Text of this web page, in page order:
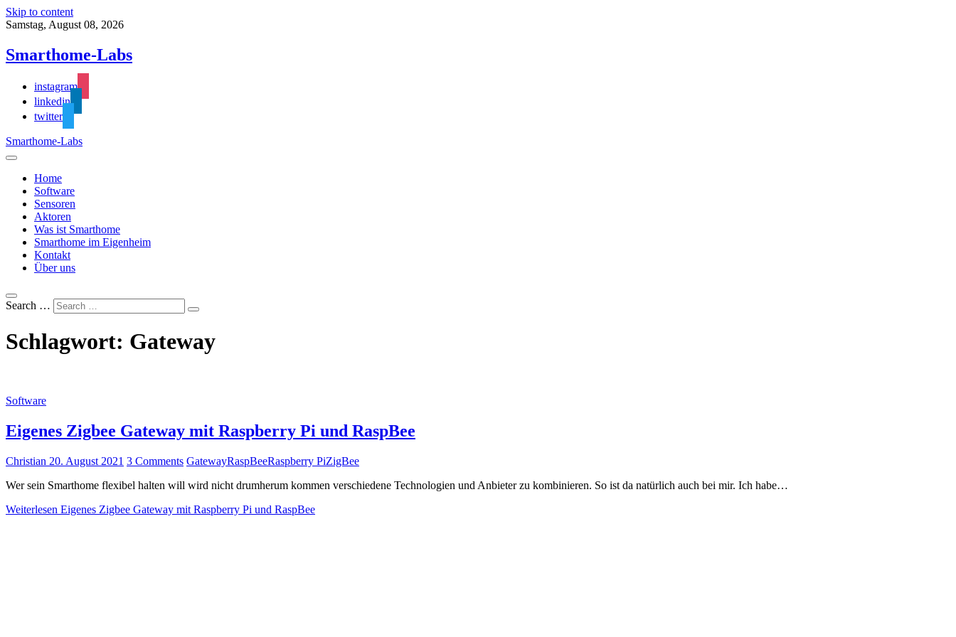
Skip to content
Samstag, August 08, 2026
Smarthome-Labs
instagram
linkedin
twitter
Smarthome-Labs
Home
Software
Sensoren
Aktoren
Was ist Smarthome
Smarthome im Eigenheim
Kontakt
Über uns
Search …
Schlagwort: Gateway
Software
Eigenes Zigbee Gateway mit Raspberry Pi und RaspBee
Christian 20. August 2021 3 Comments GatewayRaspBeeRaspberry PiZigBee
Wer sein Smarthome flexibel halten will wird nicht drumherum kommen verschiedene Technologien und Anbieter zu kombinieren. So ist da natürlich auch bei mir. Ich habe…
Weiterlesen Eigenes Zigbee Gateway mit Raspberry Pi und RaspBee